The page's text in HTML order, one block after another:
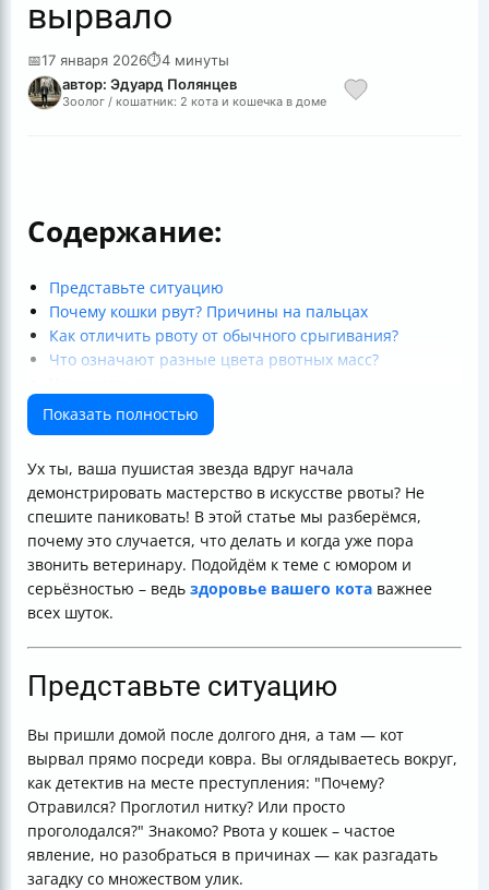
вырвало
📅17 января 2026⏱4 минуты
автор: Эдуард Полянцев
Зоолог / кошатник: 2 кота и кошечка в доме
Содержание:
Представьте ситуацию
Почему кошки рвут? Причины на пальцах
Как отличить рвоту от обычного срыгивания?
Что означают разные цвета рвотных масс?
Когда бежать к ветеринару
Препараты, которые назначает врач
Полезные ссылки
Показать полностью
Ух ты, ваша пушистая звезда вдруг начала
демонстрировать мастерство в искусстве рвоты? Не
спешите паниковать! В этой статье мы разберёмся,
почему это случается, что делать и когда уже пора
звонить ветеринару. Подойдём к теме с юмором и
серьёзностью – ведь здоровье вашего кота важнее
всех шуток.
Представьте ситуацию
Вы пришли домой после долгого дня, а там — кот
вырвал прямо посреди ковра. Вы оглядываетесь вокруг,
как детектив на месте преступления: "Почему?
Отравился? Проглотил нитку? Или просто
проголодался?" Знакомо? Рвота у кошек – частое
явление, но разобраться в причинах — как разгадать
загадку со множеством улик.